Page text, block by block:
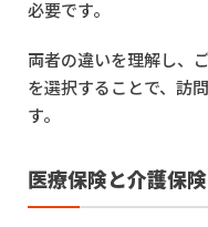
必要です。
両者の違いを理解し、
を選択することで、訪
す。
医療保険と介護保